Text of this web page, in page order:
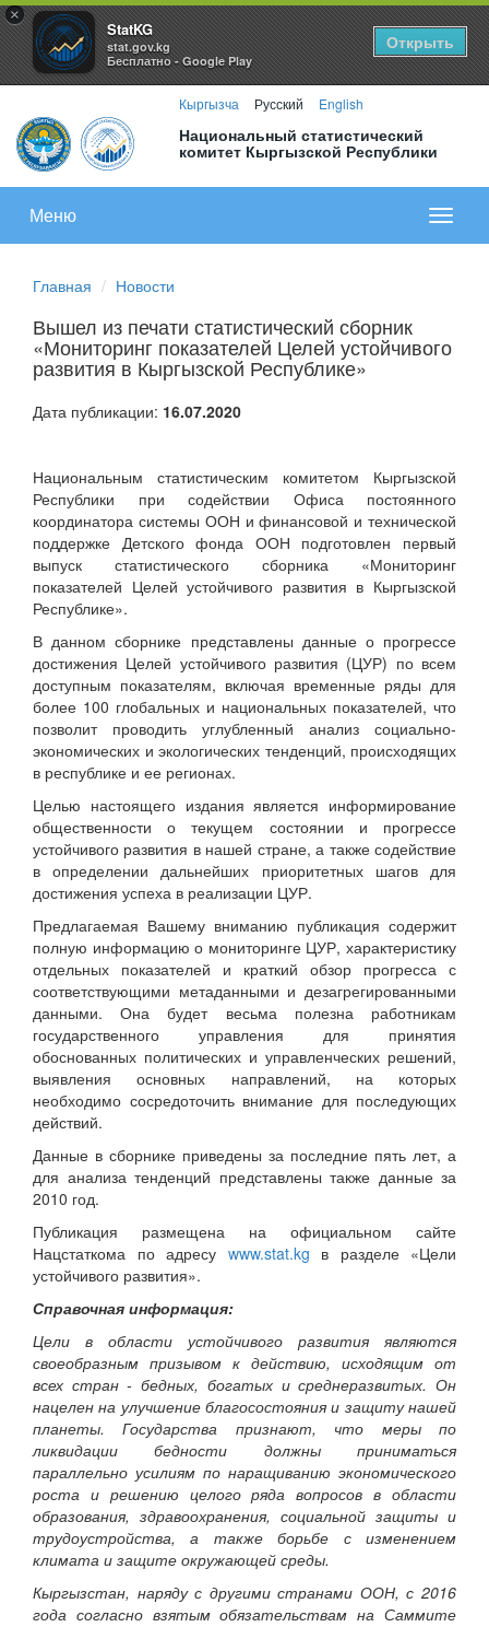
×
StatKG
stat.gov.kg
Бесплатно - Google Play
Открыть
Кыргызча Русский English
Национальный статистический
комитет Кыргызской Республики
меню
Меню
Главная Новости
Вышел из печати статистический сборник
«Мониторинг показателей Целей устойчивого
развития в Кыргызской Республике»
Дата публикации: 16.07.2020
Национальным статистическим комитетом Кыргызской
Республики при содействии Офиса постоянного
координатора системы ООН и финансовой и технической
поддержке Детского фонда ООН подготовлен первый
выпуск статистического сборника «Мониторинг
показателей Целей устойчивого развития в Кыргызской
Республике».
В данном сборнике представлены данные о прогрессе
достижения Целей устойчивого развития (ЦУР) по всем
доступным показателям, включая временные ряды для
более 100 глобальных и национальных показателей, что
позволит проводить углубленный анализ социально-
экономических и экологических тенденций, происходящих
в республике и ее регионах.
Целью настоящего издания является информирование
общественности о текущем состоянии и прогрессе
устойчивого развития в нашей стране, а также содействие
в определении дальнейших приоритетных шагов для
достижения успеха в реализации ЦУР.
Предлагаемая Вашему вниманию публикация содержит
полную информацию о мониторинге ЦУР, характеристику
отдельных показателей и краткий обзор прогресса с
соответствующими метаданными и дезагрегированными
данными. Она будет весьма полезна работникам
государственного управления для принятия
обоснованных политических и управленческих решений,
выявления основных направлений, на которых
необходимо сосредоточить внимание для последующих
действий.
Данные в сборнике приведены за последние пять лет, а
для анализа тенденций представлены также данные за
2010 год.
Публикация размещена на официальном сайте
Нацстаткома по адресу www.stat.kg в разделе «Цели
устойчивого развития».
Справочная информация:
Цели в области устойчивого развития являются
своеобразным призывом к действию, исходящим от
всех стран - бедных, богатых и среднеразвитых. Он
нацелен на улучшение благосостояния и защиту нашей
планеты. Государства признают, что меры по
ликвидации бедности должны приниматься
параллельно усилиям по наращиванию экономического
роста и решению целого ряда вопросов в области
образования, здравоохранения, социальной защиты и
трудоустройства, а также борьбе с изменением
климата и защите окружающей среды.
Кыргызстан, наряду с другими странами ООН, с 2016
года согласно взятым обязательствам на Саммите